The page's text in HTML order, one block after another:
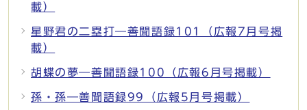
載）
星野君の二塁打―善聞語録101（広報7月号掲
載）
胡蝶の夢―善聞語録100（広報6月号掲載）
孫・孫―善聞語録99（広報5月号掲載）